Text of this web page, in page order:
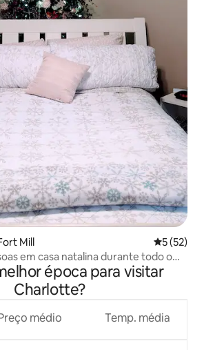
Mill 5 de uma
5 (52)
em casa natalina durante todo o
época para visitar
Charlotte?
médio Temp. média